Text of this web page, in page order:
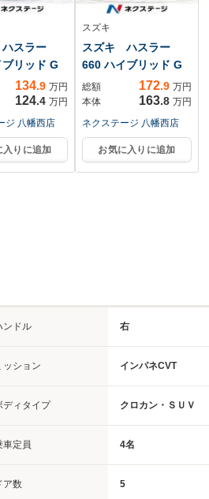
スラー
リッド G
134.9 万円
124.4 万円
ジ 八幡西店
入りに追加
スズキ
スズキ ハスラー
660 ハイブリッド G
総額 172.9 万円
本体
163.8 万円
ネクステージ 八幡西店
お気に入りに追加
ンドル 右
ッション インパネCVT
ディタイプ クロカン・ＳＵＶ
車定員 4名
ア数 5